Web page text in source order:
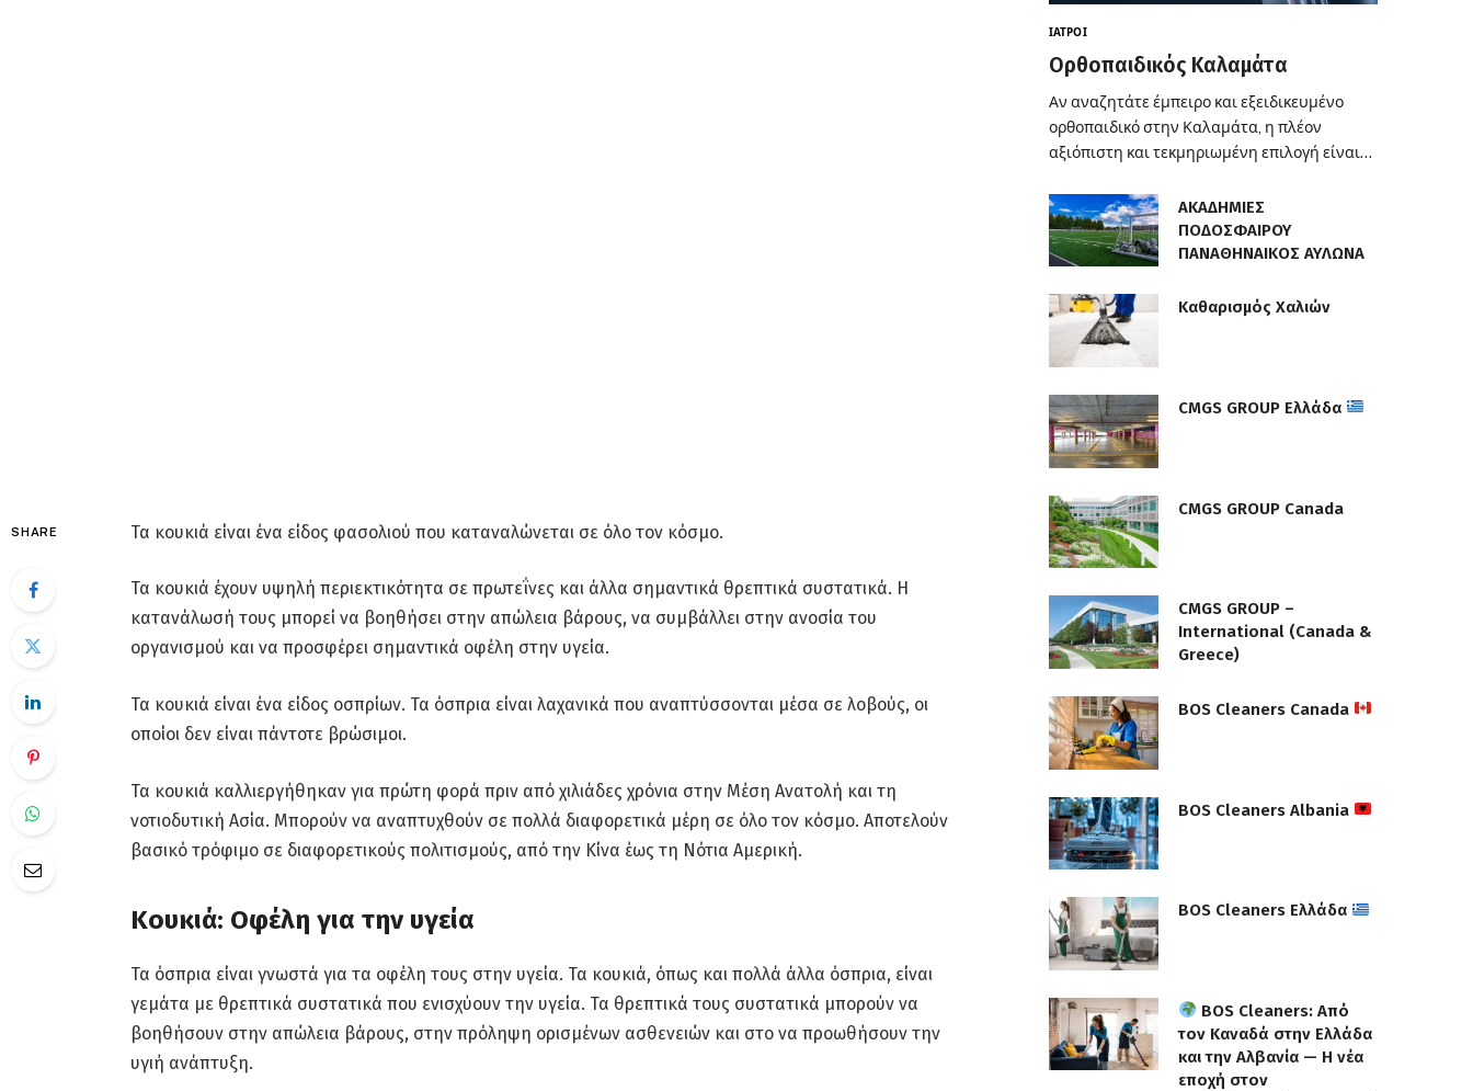
SHARE Τα κουκιά είναι ένα είδος φασολιού που καταναλώνεται σε όλο τον κόσμο.
Τα κουκιά έχουν υψηλή περιεκτικότητα σε πρωτεΐνες και άλλα σημαντικά θρεπτικά συστατικά. Η
κατανάλωσή τους μπορεί να βοηθήσει στην απώλεια βάρους, να συμβάλλει στην ανοσία του
οργανισμού και να προσφέρει σημαντικά οφέλη στην υγεία.
Τα κουκιά είναι ένα είδος οσπρίων. Τα όσπρια είναι λαχανικά που αναπτύσσονται μέσα σε λοβούς, οι
οποίοι δεν είναι πάντοτε βρώσιμοι.
Τα κουκιά καλλιεργήθηκαν για πρώτη φορά πριν από χιλιάδες χρόνια στην Μέση Ανατολή και τη
νοτιοδυτική Ασία. Μπορούν να αναπτυχθούν σε πολλά διαφορετικά μέρη σε όλο τον κόσμο. Αποτελούν
βασικό τρόφιμο σε διαφορετικούς πολιτισμούς, από την Κίνα έως τη Νότια Αμερική.
Κουκιά: Οφέλη για την υγεία
Τα όσπρια είναι γνωστά για τα οφέλη τους στην υγεία. Τα κουκιά, όπως και πολλά άλλα όσπρια, είναι
γεμάτα με θρεπτικά συστατικά που ενισχύουν την υγεία. Τα θρεπτικά τους συστατικά μπορούν να
βοηθήσουν στην απώλεια βάρους, στην πρόληψη ορισμένων ασθενειών και στο να προωθήσουν την
υγιή ανάπτυξη.
ΙΑΤΡΟΊ
Ορθοπαιδικός Καλαμάτα
Αν αναζητάτε έμπειρο και εξειδικευμένο
ορθοπαιδικό στην Καλαμάτα, η πλέον
αξιόπιστη και τεκμηριωμένη επιλογή είναι…
ΑΚΑΔΗΜΙΕΣ
ΠΟΔΟΣΦΑΙΡΟΥ
ΠΑΝΑΘΗΝΑΙΚΟΣ ΑΥΛΩΝΑ
Καθαρισμός Χαλιών
CMGS GROUP Ελλάδα
CMGS GROUP Canada
CMGS GROUP –
International (Canada &
Greece)
BOS Cleaners Canada
BOS Cleaners Albania
BOS Cleaners Ελλάδα
BOS Cleaners: Από
τον Καναδά στην Ελλάδα
και την Αλβανία — Η νέα
εποχή στον